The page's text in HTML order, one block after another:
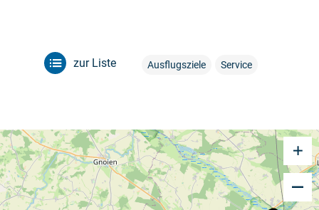
zur Liste Ausflugsziele Service